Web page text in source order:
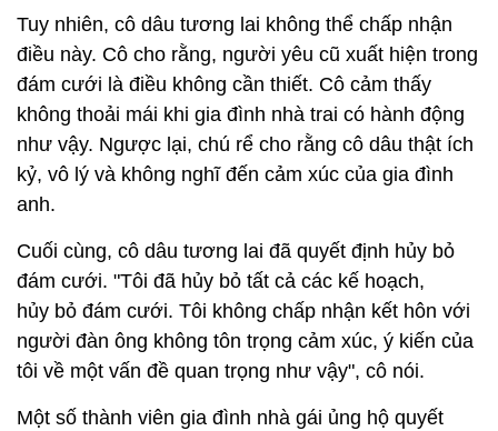
Tuy nhiên, cô dâu tương lai không thể chấp nhận
điều này. Cô cho rằng, người yêu cũ xuất hiện trong
đám cưới là điều không cần thiết. Cô cảm thấy
không thoải mái khi gia đình nhà trai có hành động
như vậy. Ngược lại, chú rể cho rằng cô dâu thật ích
kỷ, vô lý và không nghĩ đến cảm xúc của gia đình
anh.
Cuối cùng, cô dâu tương lai đã quyết định hủy bỏ
đám cưới. "Tôi đã hủy bỏ tất cả các kế hoạch,
hủy bỏ đám cưới. Tôi không chấp nhận kết hôn với
người đàn ông không tôn trọng cảm xúc, ý kiến của
tôi về một vấn đề quan trọng như vậy", cô nói.
Một số thành viên gia đình nhà gái ủng hộ quyết